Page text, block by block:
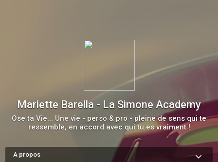
Mariette Barella - La Simone Academy
Ose ta Vie... Une vie - perso & pro - pleine de sens qui te
ressemble, en accord avec qui tu es vraiment !
A propos